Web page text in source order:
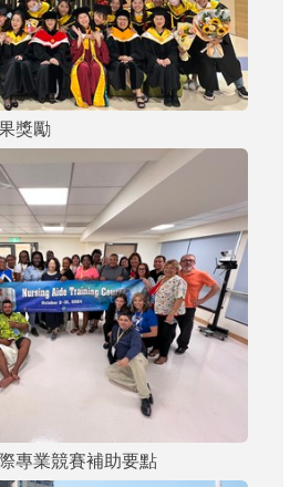
獎勵
專業競賽補助要點